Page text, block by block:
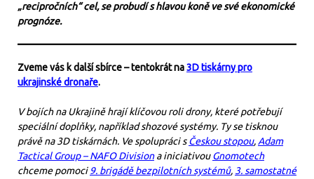
„recipročních“ cel, se probudí s hlavou koně ve své ekonomické
prognóze.
Zveme vás k další sbírce – tentokrát na3D tiskárny pro
ukrajinské dronaře.
V bojích na Ukrajině hrají klíčovou roli drony, které potřebují
speciální doplňky, například shozové systémy. Ty se tisknou
právě na 3D tiskárnách. Ve spolupráci sČeskou stopou,Adam
Tactical Group – NAFO Divisiona iniciativouGnomotech
chceme pomoci9. brigádě bezpilotních systémů, 3. samostatné